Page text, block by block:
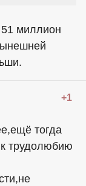
миллион
+1
тогда
трудолюбию